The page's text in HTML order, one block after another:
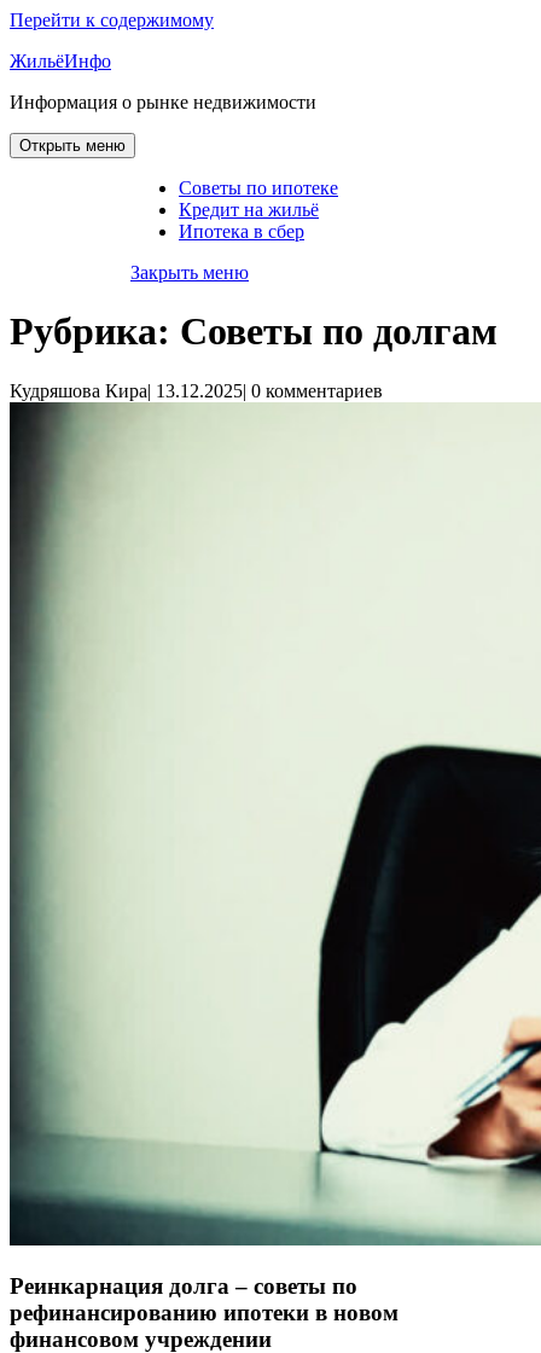
Перейти к содержимому
ЖильёИнфо
Информация о рынке недвижимости
Открыть меню
Советы по ипотеке
Кредит на жильё
Ипотека в сбер
Закрыть меню
Рубрика: Советы по долгам
Кудряшова Кира| 13.12.2025| 0 комментариев
Реинкарнация долга – советы по
рефинансированию ипотеки в новом
финансовом учреждении